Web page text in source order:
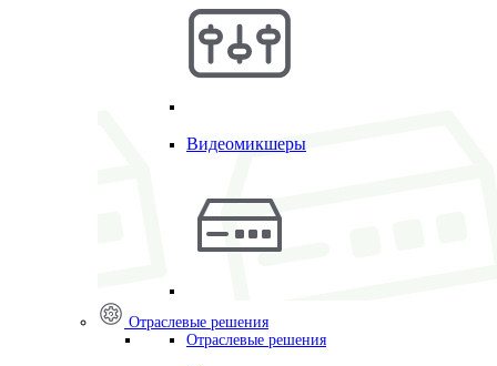
Видеомикшеры
Отраслевые решения
Отраслевые решения